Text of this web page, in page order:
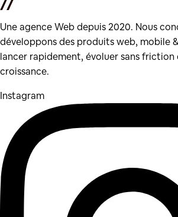
Une agence Web depuis 2020. Nous
développons des produits web, mobile
lancer rapidement, évoluer sans
croissance.
Instagram